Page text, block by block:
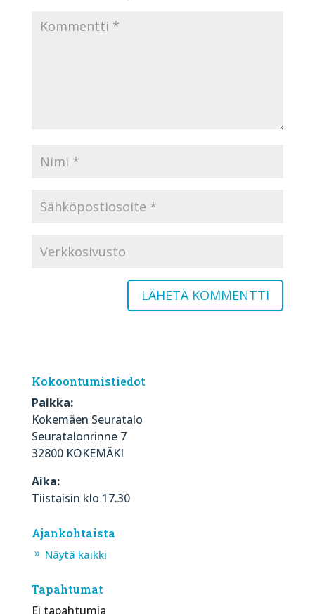
Kokoontumistiedot
Paikka:
Kokemäen Seuratalo
Seuratalonrinne 7
32800 KOKEMÄKI
Aika:
Tiistaisin klo 17.30
Ajankohtaista
Näytä kaikki
Tapahtumat
Ei tapahtumia